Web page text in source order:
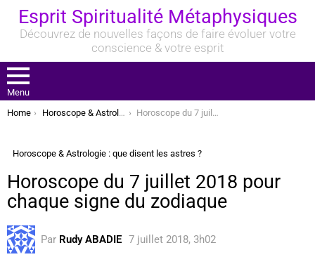
Esprit Spiritualité Métaphysiques
Découvrez de nouvelles façons de faire évoluer votre
conscience & votre esprit
Menu
You are here:
Home Horoscope & Astrologie : que disent les astres ? Horoscope du 7 juillet 2018 pour chaque signe du zodiaque
Horoscope & Astrologie : que disent les astres ?
Horoscope du 7 juillet 2018 pour
chaque signe du zodiaque
Par Rudy ABADIE 7 juillet 2018, 3h02